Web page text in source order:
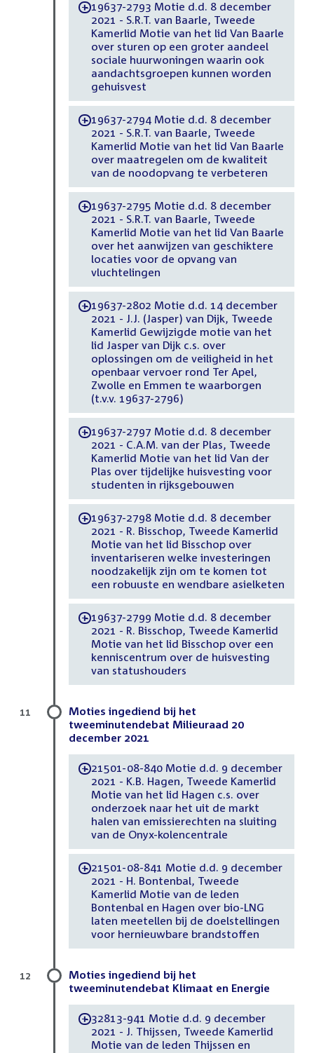
-19637-2793 Motie d.d. 8 december
2021 - S.R.T. van Baarle, Tweede
Kamerlid Motie van het lid Van Baarle
over sturen op een groter aandeel
sociale huurwoningen waarin ook
aandachtsgroepen kunnen worden
gehuisvest
-19637-2794 Motie d.d. 8 december
2021 - S.R.T. van Baarle, Tweede
Kamerlid Motie van het lid Van Baarle
over maatregelen om de kwaliteit
van de noodopvang te verbeteren
-19637-2795 Motie d.d. 8 december
2021 - S.R.T. van Baarle, Tweede
Kamerlid Motie van het lid Van Baarle
over het aanwijzen van geschiktere
locaties voor de opvang van
vluchtelingen
-19637-2802 Motie d.d. 14 december
2021 - J.J. (Jasper) van Dijk, Tweede
Kamerlid Gewijzigde motie van het
lid Jasper van Dijk c.s. over
oplossingen om de veiligheid in het
openbaar vervoer rond Ter Apel,
Zwolle en Emmen te waarborgen
(t.v.v. 19637-2796)
-19637-2797 Motie d.d. 8 december
2021 - C.A.M. van der Plas, Tweede
Kamerlid Motie van het lid Van der
Plas over tijdelijke huisvesting voor
studenten in rijksgebouwen
-19637-2798 Motie d.d. 8 december
2021 - R. Bisschop, Tweede Kamerlid
Motie van het lid Bisschop over
inventariseren welke investeringen
noodzakelijk zijn om te komen tot
een robuuste en wendbare asielketen
-19637-2799 Motie d.d. 8 december
2021 - R. Bisschop, Tweede Kamerlid
Motie van het lid Bisschop over een
kenniscentrum over de huisvesting
van statushouders
Moties ingediend bij het
tweeminutendebat Milieuraad 20
december 2021
-21501-08-840 Motie d.d. 9 december
2021 - K.B. Hagen, Tweede Kamerlid
Motie van het lid Hagen c.s. over
onderzoek naar het uit de markt
halen van emissierechten na sluiting
van de Onyx-kolencentrale
-21501-08-841 Motie d.d. 9 december
2021 - H. Bontenbal, Tweede
Kamerlid Motie van de leden
Bontenbal en Hagen over bio-LNG
laten meetellen bij de doelstellingen
voor hernieuwbare brandstoffen
11
Moties ingediend bij het
tweeminutendebat Klimaat en Energie
-32813-941 Motie d.d. 9 december
2021 - J. Thijssen, Tweede Kamerlid
Motie van de leden Thijssen en
12